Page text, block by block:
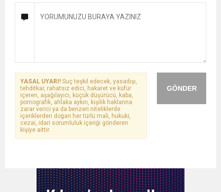
GÖNDER
YASAL UYARI! Suç teşkil edecek, yasadışı,
tehditkar, rahatsız edici, hakaret ve küfür
içeren, aşağılayıcı, küçük düşürücü, kaba,
pornografik, ahlaka aykırı, kişilik haklarına
zarar verici ya da benzeri niteliklerde
içeriklerden doğan her türlü mali, hukuki,
cezai, idari sorumluluk içeriği gönderen
kişiye aittir.